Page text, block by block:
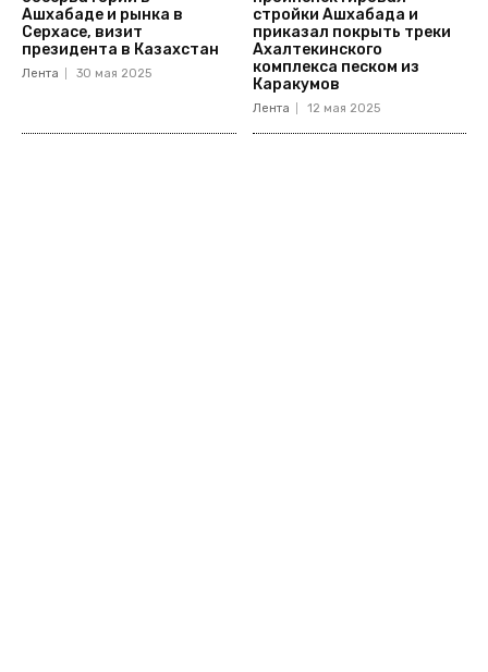
Ашхабаде и рынка в
Серхасе, визит
президента в Казахстан
Лента 30 мая 2025
стройки Ашхабада и
приказал покрыть треки
Ахалтекинского
комплекса песком из
Каракумов
Лента 12 мая 2025